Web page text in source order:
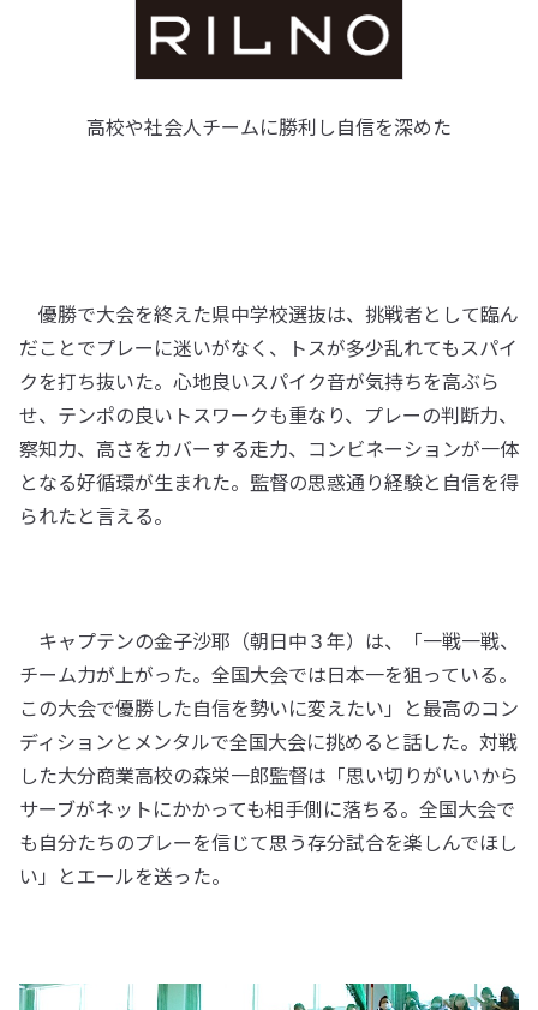
高校や社会人チームに勝利し自信を深めた
優勝で大会を終えた県中学校選抜は、挑戦者として臨ん
だことでプレーに迷いがなく、トスが多少乱れてもスパイ
クを打ち抜いた。心地良いスパイク音が気持ちを高ぶら
せ、テンポの良いトスワークも重なり、プレーの判断力、
察知力、高さをカバーする走力、コンビネーションが一体
となる好循環が生まれた。監督の思惑通り経験と自信を得
られたと言える。
キャプテンの金子沙耶（朝日中３年）は、「一戦一戦、
チーム力が上がった。全国大会では日本一を狙っている。
この大会で優勝した自信を勢いに変えたい」と最高のコン
ディションとメンタルで全国大会に挑めると話した。対戦
した大分商業高校の森栄一郎監督は「思い切りがいいから
サーブがネットにかかっても相手側に落ちる。全国大会で
も自分たちのプレーを信じて思う存分試合を楽しんでほし
い」とエールを送った。